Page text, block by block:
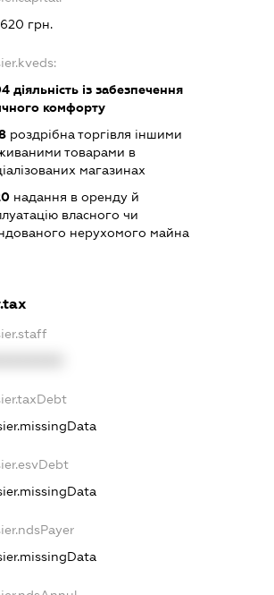
грн.
діяльність із забезпечення
комфорту
роздрібна торгівля іншими
товарами в
магазинах
надання в оренду й
власного чи
нерухомого майна